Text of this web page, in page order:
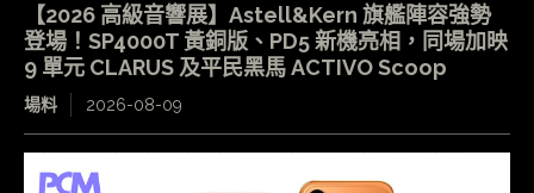
【2026 高級音響展】Astell&Kern 旗艦陣容強勢
登場！SP4000T 黃銅版、PD5 新機亮相，同場加映
9 單元 CLARUS 及平民黑馬 ACTIVO Scoop
場料 2026-08-09